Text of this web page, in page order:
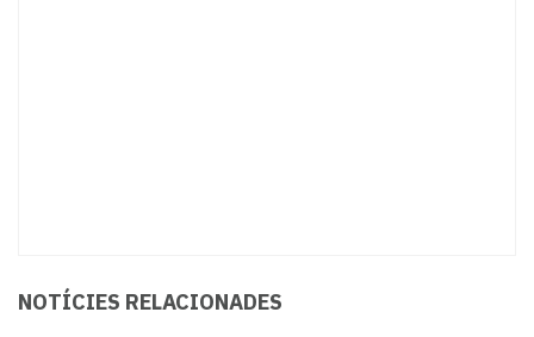
NOTÍCIES RELACIONADES